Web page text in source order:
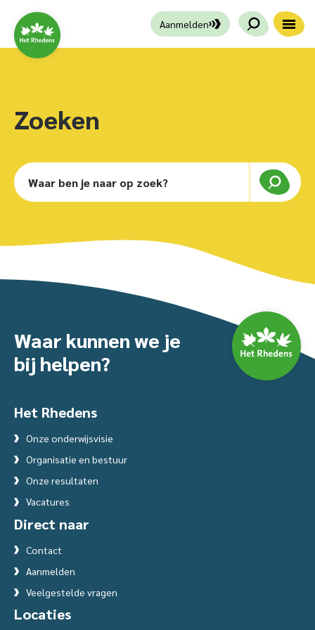
Aanmelden
Zoeken
Waar kunnen we je
bij helpen?
Het Rhedens
Onze onderwijsvisie
Organisatie en bestuur
Onze resultaten
Vacatures
Direct naar
Contact
Aanmelden
Veelgestelde vragen
Locaties